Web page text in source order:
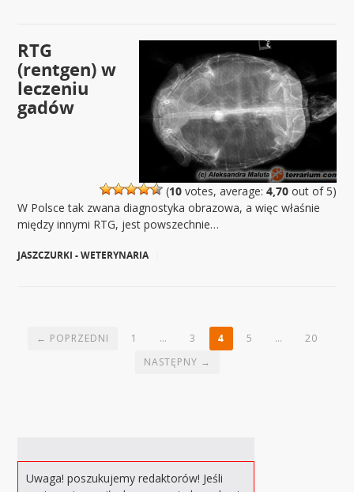
(10votes, average: 4,70out of 5)
RTG
(rentgen) w
leczeniu
gadów
W Polsce tak zwana diagnostyka obrazowa, a więc właśnie
między innymi RTG, jest powszechnie…
JASZCZURKI - WETERYNARIA
← POPRZEDNI 1 … 3 4 5 …
20
NASTĘPNY →
Uwaga! poszukujemy redaktorów! Jeśli